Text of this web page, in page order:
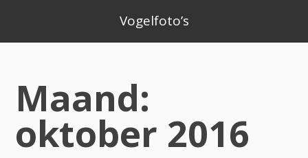
Vogelfoto’s
Maand:
oktober 2016